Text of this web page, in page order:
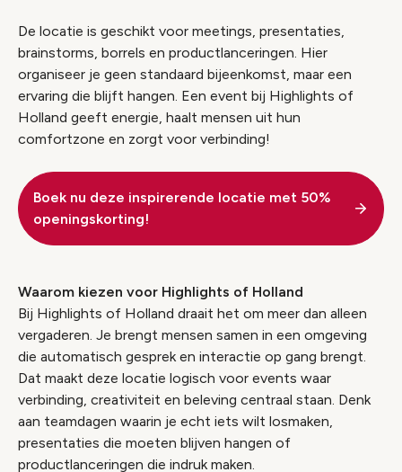
De locatie is geschikt voor meetings, presentaties,
brainstorms, borrels en productlanceringen. Hier
organiseer je geen standaard bijeenkomst, maar een
ervaring die blijft hangen. Een event bij Highlights of
Holland geeft energie, haalt mensen uit hun
comfortzone en zorgt voor verbinding!
Boek nu deze inspirerende locatie met 50%
openingskorting!
Waarom kiezen voor Highlights of Holland
Bij Highlights of Holland draait het om meer dan alleen
vergaderen. Je brengt mensen samen in een omgeving
die automatisch gesprek en interactie op gang brengt.
Dat maakt deze locatie logisch voor events waar
verbinding, creativiteit en beleving centraal staan. Denk
aan teamdagen waarin je echt iets wilt losmaken,
presentaties die moeten blijven hangen of
productlanceringen die indruk maken.